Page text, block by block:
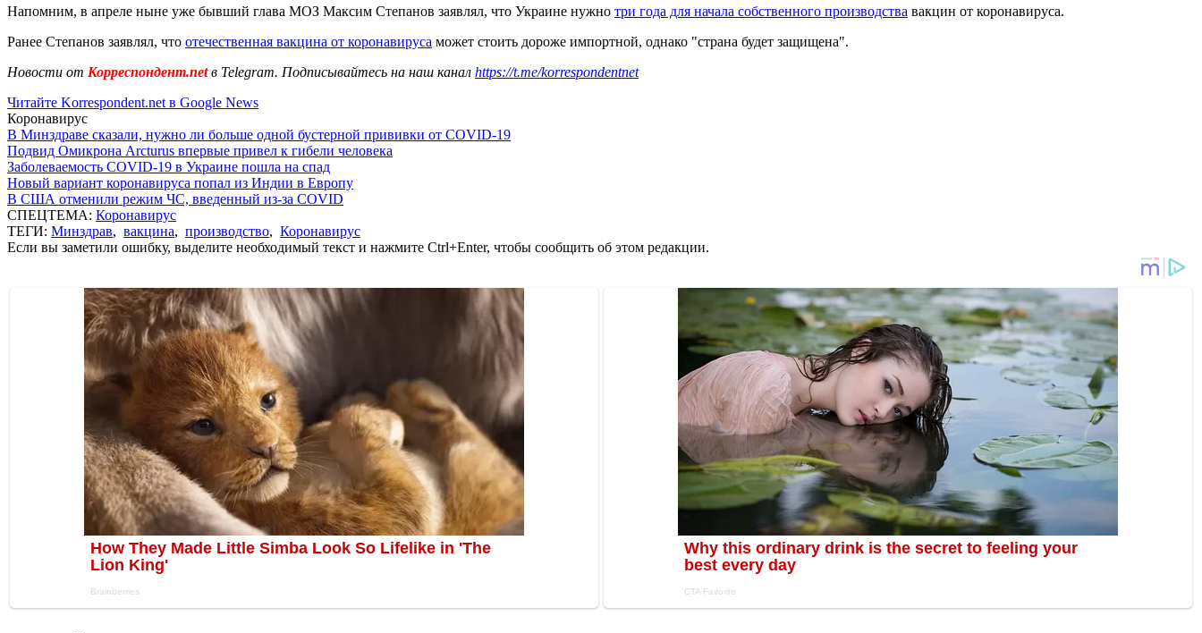
Напомним, в апреле ныне уже бывший глава МОЗ Максим Степанов заявлял, что Украине нужно три года для начала собственного производства вакцин от коронавируса.
Ранее Степанов заявлял, что отечественная вакцина от коронавируса может стоить дороже импортной, однако "страна будет защищена".
Новости от Корреспондент.netв Telegram. Подписывайтесь на наш канал https://t.me/korrespondentnet
Читайте Korrespondent.net в Google News
Коронавирус
В Минздраве сказали, нужно ли больше одной бустерной прививки от COVID-19
Подвид Омикрона Arcturus впервые привел к гибели человека
Заболеваемость COVID-19 в Украине пошла на спад
Новый вариант коронавируса попал из Индии в Европу
В США отменили режим ЧС, введенный из-за COVID
СПЕЦТЕМА: Коронавирус
ТЕГИ: Минздрав, вакцина, производство, Коронавирус
Если вы заметили ошибку, выделите необходимый текст и нажмите Ctrl+Enter, чтобы сообщить об этом редакции.